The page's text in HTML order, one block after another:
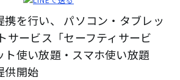
携を行い、 パソコン・タブレッ
サービス「セーフティサービ
ト使い放題・スマホ使い放題
供開始